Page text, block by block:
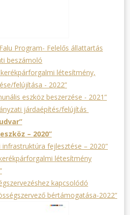
Program- Felelős állattartás
beszámoló
létesítmény,
felújítása - 2022”
eszköz beszerzése - 2021”
járdaépítés/felújítás
– 2020”
infrastruktúra fejlesztése – 2020”
létesítmény
kapcsolódó
bértámogatása-2022”